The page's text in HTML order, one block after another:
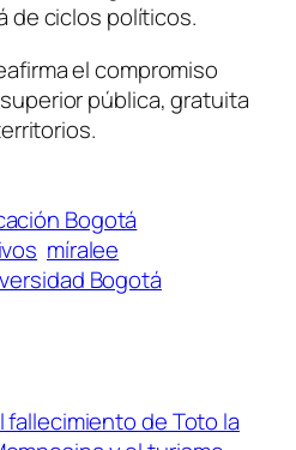
de ciclos políticos.
el compromiso
pública, gratuita
Bogotá
míralee
Bogotá
fallecimiento de Toto la